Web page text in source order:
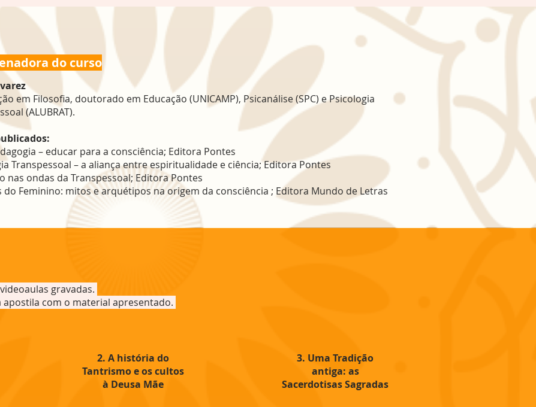
do curso
em Filosofia, doutorado em Educação (UNICAMP), Psicanálise (SPC) e Psicologia
(ALUBRAT).
– educar para a consciência; Editora Pontes
Transpessoal – a aliança entre espiritualidade e ciência; Editora Pontes
nas ondas da Transpessoal; Editora Pontes
do Feminino: mitos e arquétipos na origem da consciência ; Editora Mundo de Letras
gravadas.
com o material apresentado.
2. A história do
Tantrismo e os cultos
à Deusa Mãe
3. Uma Tradição
antiga: as
Sacerdotisas Sagradas